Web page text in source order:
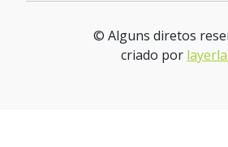
© Alguns diretos
criado por